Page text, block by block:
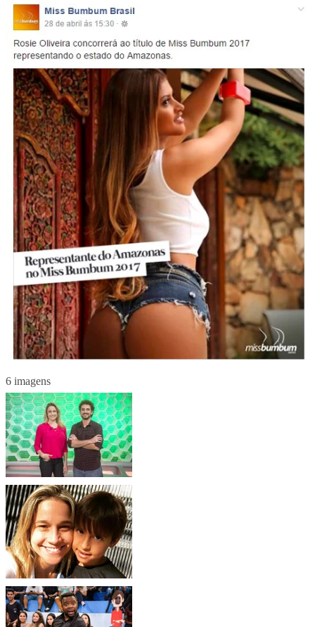
6 imagens